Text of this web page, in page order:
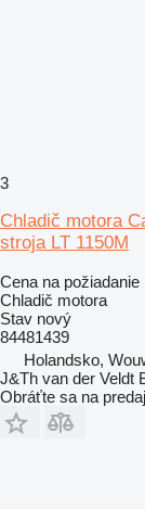
3
Chladič motora
stroja LT 1150M
Cena na požiadanie
Chladič motora
Stav nový
84481439
Holandsko,
J&Th van der Veldt
Obráťte sa na